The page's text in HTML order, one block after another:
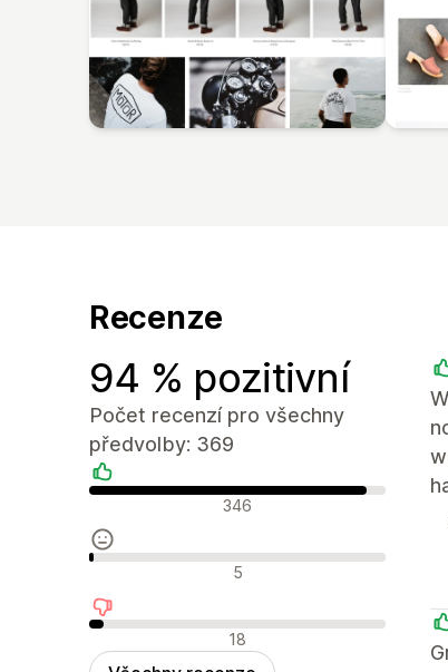
Recenze
94 % pozitivní
Počet recenzí pro všechny
předvolby: 369
Pozitivní recenze346
Neutrální recenze5
Negativní recenze18